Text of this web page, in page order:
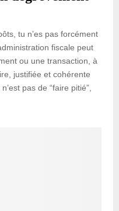
tu n’es pas forcément
fiscale peut
ou une transaction, à
justifiée et cohérente
pas de “faire pitié”,